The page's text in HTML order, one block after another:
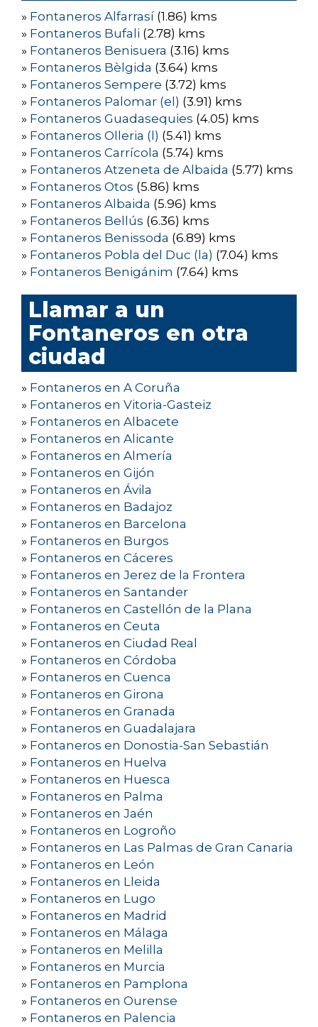
» Fontaneros Alfarrasí (1.86) kms
» Fontaneros Bufali (2.78) kms
» Fontaneros Benisuera (3.16) kms
» Fontaneros Bèlgida (3.64) kms
» Fontaneros Sempere (3.72) kms
» Fontaneros Palomar (el) (3.91) kms
» Fontaneros Guadasequies (4.05) kms
» Fontaneros Olleria (l) (5.41) kms
» Fontaneros Carrícola (5.74) kms
» Fontaneros Atzeneta de Albaida (5.77) kms
» Fontaneros Otos (5.86) kms
» Fontaneros Albaida (5.96) kms
» Fontaneros Bellús (6.36) kms
» Fontaneros Benissoda (6.89) kms
» Fontaneros Pobla del Duc (la) (7.04) kms
» Fontaneros Benigánim (7.64) kms
Llamar a un
Fontaneros en otra
ciudad
» Fontaneros en A Coruña
» Fontaneros en Vitoria-Gasteiz
» Fontaneros en Albacete
» Fontaneros en Alicante
» Fontaneros en Almería
» Fontaneros en Gijón
» Fontaneros en Ávila
» Fontaneros en Badajoz
» Fontaneros en Barcelona
» Fontaneros en Burgos
» Fontaneros en Cáceres
» Fontaneros en Jerez de la Frontera
» Fontaneros en Santander
» Fontaneros en Castellón de la Plana
» Fontaneros en Ceuta
» Fontaneros en Ciudad Real
» Fontaneros en Córdoba
» Fontaneros en Cuenca
» Fontaneros en Girona
» Fontaneros en Granada
» Fontaneros en Guadalajara
» Fontaneros en Donostia-San Sebastián
» Fontaneros en Huelva
» Fontaneros en Huesca
» Fontaneros en Palma
» Fontaneros en Jaén
» Fontaneros en Logroño
» Fontaneros en Las Palmas de Gran Canaria
» Fontaneros en León
» Fontaneros en Lleida
» Fontaneros en Lugo
» Fontaneros en Madrid
» Fontaneros en Málaga
» Fontaneros en Melilla
» Fontaneros en Murcia
» Fontaneros en Pamplona
» Fontaneros en Ourense
» Fontaneros en Palencia